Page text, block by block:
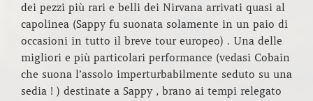
dei pezzi più rari e belli dei Nirvana arrivati quasi al
capolinea (Sappy fu suonata solamente in un paio di
occasioni in tutto il breve tour europeo) . Una delle
migliori e più particolari performance (vedasi Cobain
che suona l’assolo imperturbabilmente seduto su una
sedia ! ) destinate a Sappy , brano ai tempi relegato